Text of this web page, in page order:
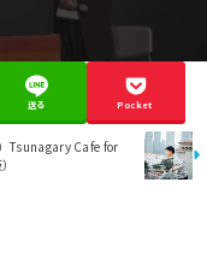
送る Pocket
Tsunagary Cafe for